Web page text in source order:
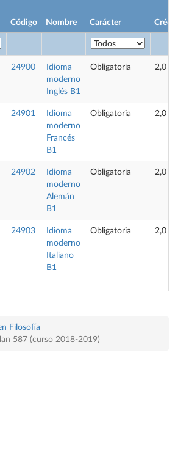
Código
Nombre Carácter
24900
Idioma
moderno
Inglés B1
Obligatoria 2,0
24901
Idioma
moderno
Francés
B1
Obligatoria 2,0
24902
Idioma
moderno
Alemán
B1
Obligatoria 2,0
24903
Idioma
moderno
Italiano
B1
Obligatoria 2,0
Filosofía
587 (curso 2018-2019)